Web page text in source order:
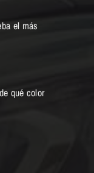
el más
qué color